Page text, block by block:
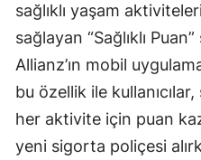
sağlıklı yaşam
sağlayan “Sağlıklı
Allianz’ın mobil
bu özellik ile kullanıcılar,
her aktivite için puan
yeni sigorta poliçesi